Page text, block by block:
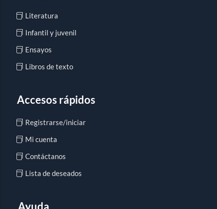
Literatura
Infantil y juvenil
Ensayos
Libros de texto
Accesos rápidos
Registrarse/iniciar
Mi cuenta
Contáctanos
Lista de deseados
Ayuda